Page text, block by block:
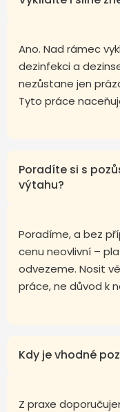
Ano. Nad rámec
dezinfekci a
nezůstane jen
Tyto práce
Poradíte si s
výtahu?
Poradíme, a bez
cenu neovlivní –
odvezeme. Nosit
práce, ne důvod k
Kdy je vhodné
Z praxe